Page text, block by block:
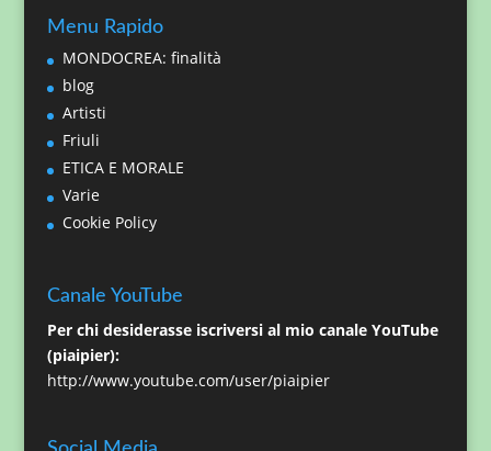
Menu Rapido
MONDOCREA: finalità
blog
Artisti
Friuli
ETICA E MORALE
Varie
Cookie Policy
Canale YouTube
Per chi desiderasse iscriversi al mio canale YouTube
(piaipier):
http://www.youtube.com/user/piaipier